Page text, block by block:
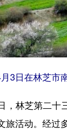
3日在林芝市
，林芝第二十
旅活动。经过